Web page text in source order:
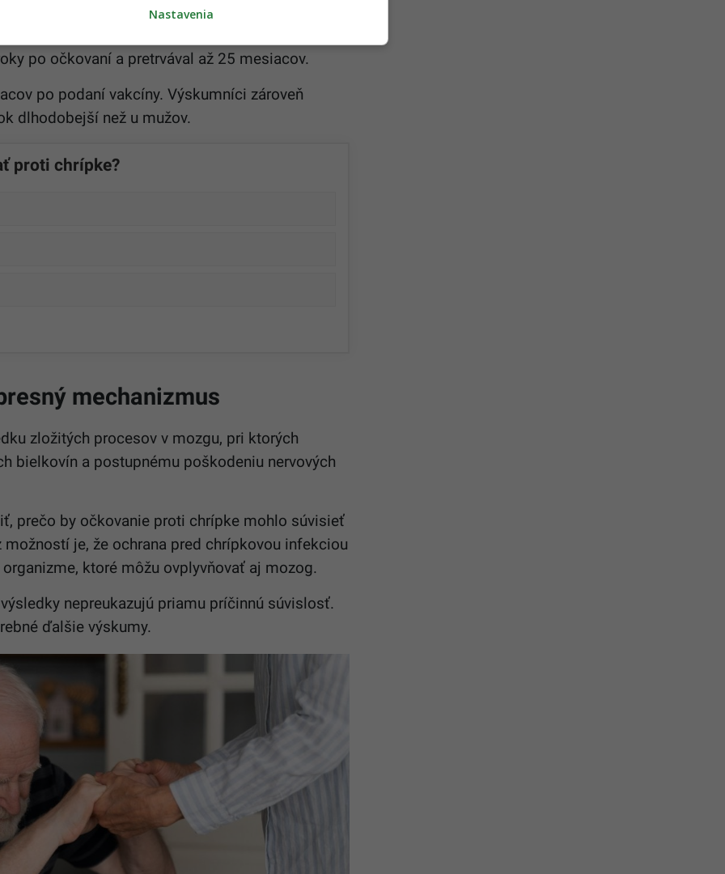
choroby v porovnaní so štandardnou
starších štúdií riziko
po očkovaní a pretrvával až 25 mesiacov.
po podaní vakcíny. Výskumníci zároveň
dlhodobejší než u mužov.
proti chrípke?
mechanizmus
zložitých procesov v mozgu, pri ktorých
bielkovín a postupnému poškodeniu nervových
prečo by očkovanie proti chrípke mohlo súvisieť
je, že ochrana pred chrípkovou infekciou
ktoré môžu ovplyvňovať aj mozog.
nepreukazujú priamu príčinnú súvislosť.
ďalšie výskumy.
Nastavenia